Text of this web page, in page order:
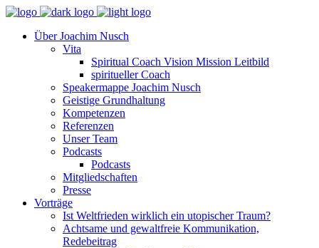
Über Joachim Nusch
Vita
Spiritual Coach Vision Mission Leitbild
spiritueller Coach
Speakermappe Joachim Nusch
Geistige Grundhaltung
Kompetenzen
Referenzen
Unser Team
Podcasts
Podcasts
Mitgliedschaften
Presse
Vorträge
Ist Weltfrieden wirklich ein utopischer Traum?
Achtsame und gewaltfreie Kommunikation,
Redebeitrag